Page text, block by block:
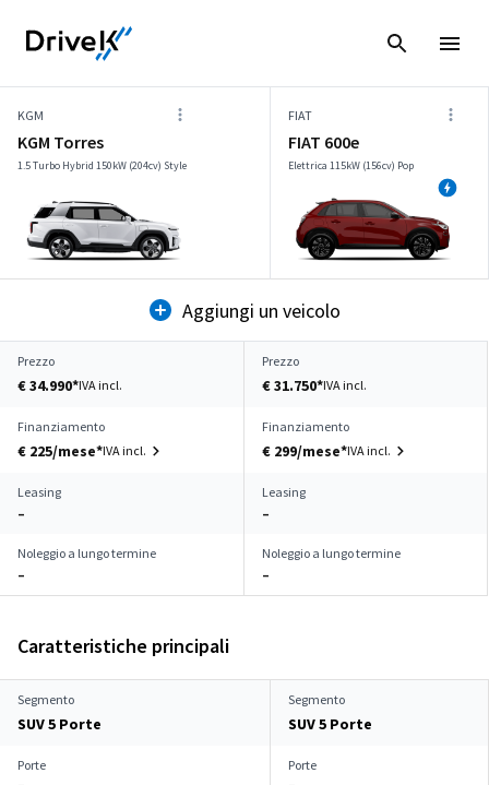
KGM
KGM Torres
1.5 Turbo Hybrid 150kW (204cv) Style
FIAT
FIAT 600e
Elettrica 115kW (156cv) Pop
Aggiungi un veicolo
Prezzo
€ 34.990*IVA incl.
Prezzo
€ 31.750*IVA incl.
Finanziamento
€ 225/mese*IVA incl.
Finanziamento
€ 299/mese*IVA incl.
Leasing
–
Leasing
–
Noleggio a lungo termine
–
Noleggio a lungo termine
–
Caratteristiche principali
Segmento
SUV 5 Porte
Segmento
SUV 5 Porte
Porte Porte